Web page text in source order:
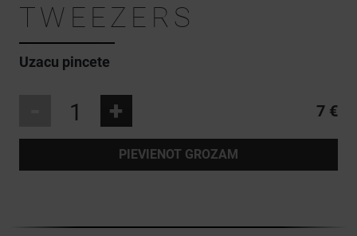
TWEEZERS
Uzacu pincete
+ 7 €
PIEVIENOT GROZAM